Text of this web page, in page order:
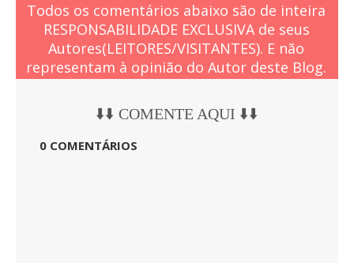
Todos os comentários abaixo são de inteira
RESPONSABILIDADE EXCLUSIVA de seus
Autores(LEITORES/VISITANTES). E não
representam à opinião do Autor deste Blog.
⬇️⬇️ COMENTE AQUI ⬇️⬇️
0 COMENTÁRIOS